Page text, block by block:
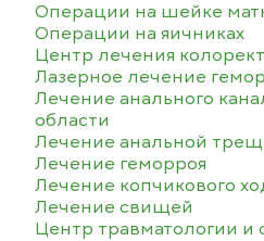
Операции на шейке
Операции на яичниках
Центр лечения
Лазерное лечение
Лечение анального
области
Лечение анальной
Лечение геморроя
Лечение копчикового
Лечение свищей
Центр травматологии и